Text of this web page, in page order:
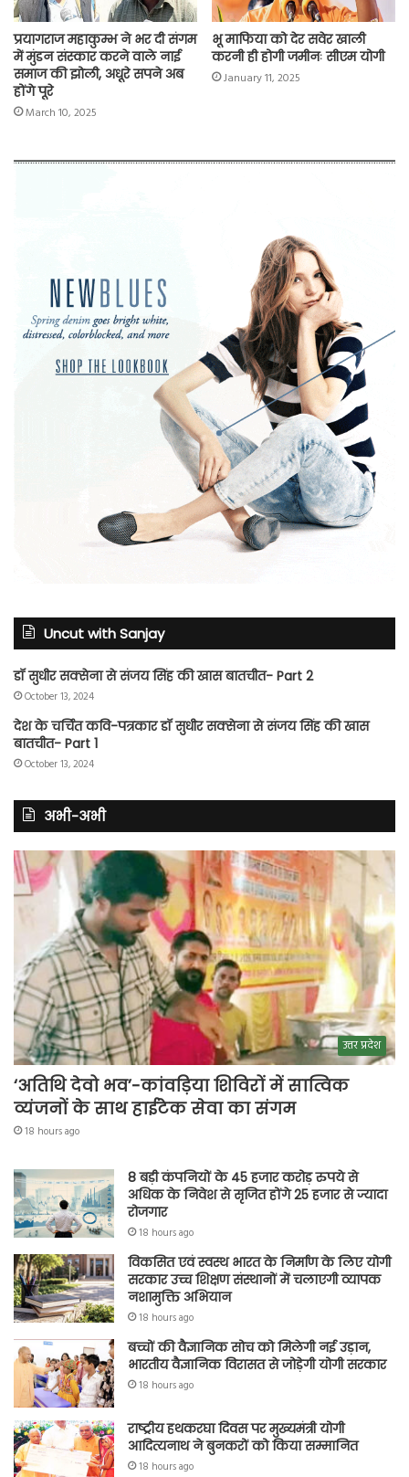
प्रयागराज महाकुम्भ ने भर दी संगम
में मुंडन संस्कार करने वाले नाई
समाज की झोली, अधूरे सपने अब
होंगे पूरे
March 10, 2025
भू माफिया को देर सवेर खाली
करनी ही होगी जमीनः सीएम योगी
January 11, 2025
Uncut with Sanjay
डॉ सुधीर सक्सेना से संजय सिंह की खास बातचीत- Part 2
October 13, 2024
देश के चर्चित कवि-पत्रकार डॉ सुधीर सक्सेना से संजय सिंह की खास
बातचीत- Part 1
October 13, 2024
अभी-अभी
उत्तर प्रदेश
‘अतिथि देवो भव’-कांवड़िया शिविरों में सात्विक
व्यंजनों के साथ हाईटेक सेवा का संगम
18 hours ago
8 बड़ी कंपनियों के 45 हजार करोड़ रुपये से
अधिक के निवेश से सृजित होंगे 25 हजार से ज्यादा
रोजगार
18 hours ago
विकसित एवं स्वस्थ भारत के निर्माण के लिए योगी
सरकार उच्च शिक्षण संस्थानों में चलाएगी व्यापक
नशामुक्ति अभियान
18 hours ago
बच्चों की वैज्ञानिक सोच को मिलेगी नई उड़ान,
भारतीय वैज्ञानिक विरासत से जोड़ेगी योगी सरकार
18 hours ago
राष्ट्रीय हथकरघा दिवस पर मुख्यमंत्री योगी
आदित्यनाथ ने बुनकरों को किया सम्मानित
18 hours ago